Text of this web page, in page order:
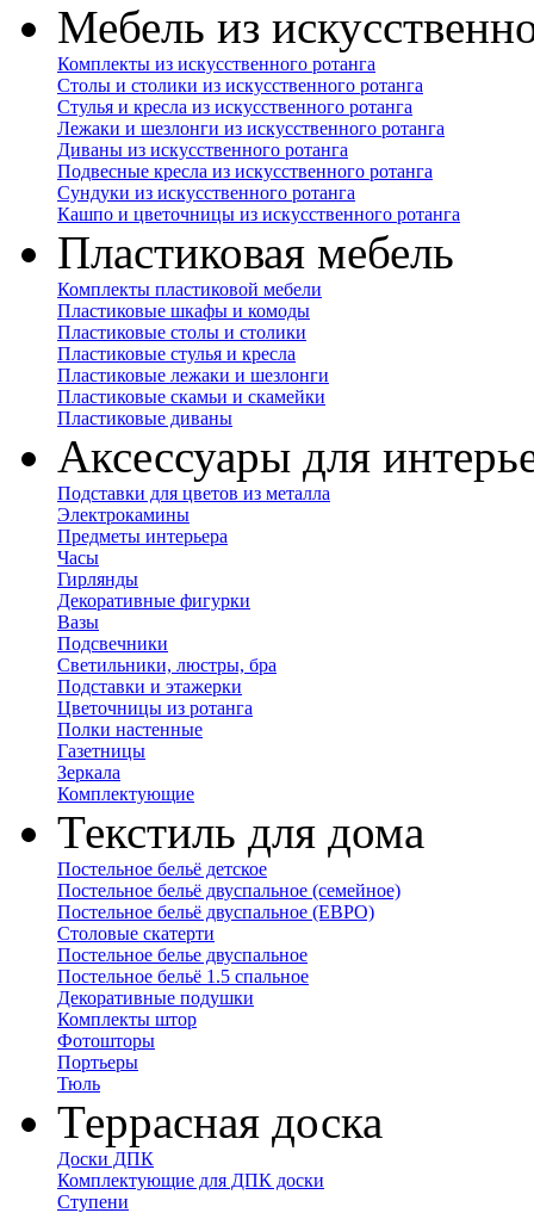
Мебель из
Комплекты из искусственного ротанга
Столы и столики из искусственного ротанга
Стулья и кресла из искусственного ротанга
Лежаки и шезлонги из искусственного ротанга
Диваны из искусственного ротанга
Подвесные кресла из искусственного ротанга
Сундуки из искусственного ротанга
Кашпо и цветочницы из искусственного ротанга
Пластиковая мебель
Комплекты пластиковой мебели
Пластиковые шкафы и комоды
Пластиковые столы и столики
Пластиковые стулья и кресла
Пластиковые лежаки и шезлонги
Пластиковые скамьи и скамейки
Пластиковые диваны
Аксессуары для
Подставки для цветов из металла
Электрокамины
Предметы интерьера
Часы
Гирлянды
Декоративные фигурки
Вазы
Подсвечники
Светильники, люстры, бра
Подставки и этажерки
Цветочницы из ротанга
Полки настенные
Газетницы
Зеркала
Комплектующие
Текстиль для дома
Постельное бельё детское
Постельное бельё двуспальное (семейное)
Постельное бельё двуспальное (ЕВРО)
Столовые скатерти
Постельное белье двуспальное
Постельное бельё 1.5 спальное
Декоративные подушки
Комплекты штор
Фотошторы
Портьеры
Тюль
Террасная доска
Доски ДПК
Комплектующие для ДПК доски
Ступени